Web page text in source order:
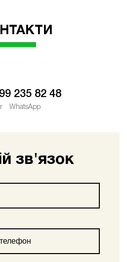
235 82 48
WhatsApp
зв'язок